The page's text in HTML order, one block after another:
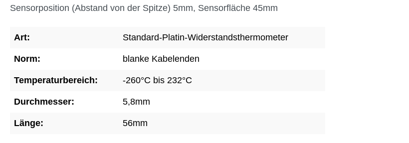
Sensorposition (Abstand von der Spitze) 5mm, Sensorfläche 45mm
Art: Standard-Platin-Widerstandsthermometer
Norm: blanke Kabelenden
Temperaturbereich: -260°C bis 232°C
Durchmesser: 5,8mm
Länge: 56mm